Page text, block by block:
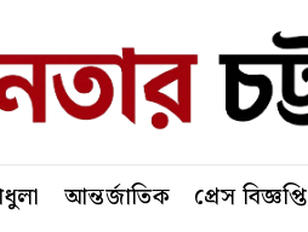
আন্তর্জাতিক প্রেস বিজ্ঞপ্তি